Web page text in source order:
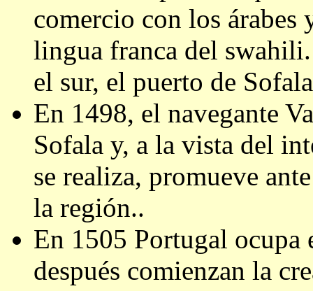
comercio con los árabes
lingua franca del swahili.
el sur, el puerto de
En 1498, el navegante
Sofala y, a la vista del
se realiza, promueve
la región..
En 1505 Portugal ocupa
después comienzan la